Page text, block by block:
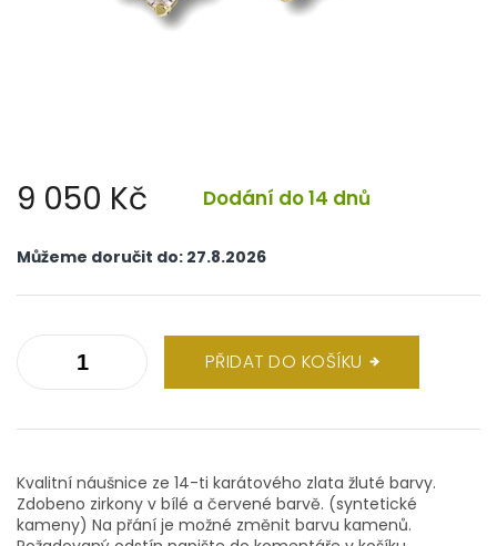
9 050 Kč Dodání do 14 dnů
cena:
Můžeme doručit do: 27.8.2026
PŘIDAT DO KOŠÍKU
Kvalitní náušnice ze 14-ti karátového zlata žluté barvy.
Zdobeno zirkony v bílé a červené barvě. (syntetické
kameny) Na přání je možné změnit barvu kamenů.